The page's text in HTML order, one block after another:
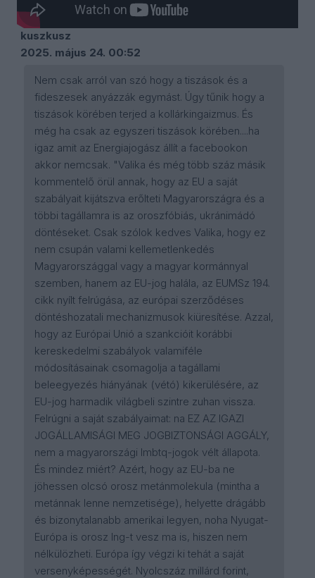
Bejelentkezés
kuszkusz
2025. május 24. 00:52
Nem csak arról van szó hogy a tiszások és a
fideszesek anyázzák egymást. Úgy tűnik hogy a
tiszások körében terjed a kollárkingaizmus. És
még ha csak az egyszeri tiszások körében....ha
igaz amit az Energiajogász állít a facebookon
akkor nemcsak. "Valika és még több száz másik
kommentelő örül annak, hogy az EU a saját
szabályait kijátszva erőlteti Magyarországra és a
többi tagállamra is az oroszfóbiás, ukránimádó
döntéseket. Csak szólok kedves Valika, hogy ez
nem csupán valami kellemetlenkedés
Magyarországgal vagy a magyar kormánnyal
szemben, hanem az EU-jog halála, az EUMSz 194.
cikk nyílt felrúgása, az európai szerződéses
döntéshozatali mechanizmusok kiüresítése. Azzal,
hogy az Európai Unió a szankcióit korábbi
kereskedelmi szabályok valamiféle
módosításainak csomagolja a tagállami
beleegyezés hiányának (vétó) kikerülésére, az
EU-jog harmadik világbeli szintre zuhan vissza.
Felrúgni a saját szabályaimat: na EZ AZ IGAZI
JOGÁLLAMISÁGI MEG JOGBIZTONSÁGI AGGÁLY,
nem a magyarországi lmbtq-jogok vélt állapota.
És mindez miért? Azért, hogy az EU-ba ne
jöhessen olcsó orosz metánmolekula (mintha a
metánnak lenne nemzetisége), helyette drágább
és bizonytalanabb amerikai legyen, noha Nyugat-
Európa is orosz lng-t vesz ma is, hiszen nem
nélkülözheti. Európa így végzi ki tehát a saját
versenyképességét. Nyolcszáz millárd forint,